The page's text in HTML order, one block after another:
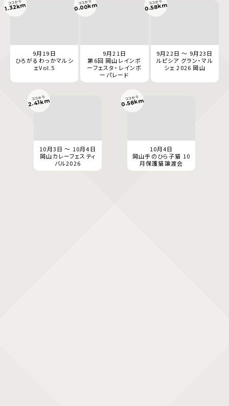
9月19日
ひろがるわっかマルシ
ェVol.5
ココから
1.32km
9月21日
第6回 岡山レインボ
ーフェスタ・レインボ
ーパレード
ココから
0.00km
9月22日 ～ 9月23日
ルピシア グラン・マル
シェ 2026 岡山
ココから
0.58km
10月3日 ～ 10月4日
岡山カレーフェスティ
バル2026
ココから
2.41km
10月4日
岡山手のひら子猫 10
月保護猫譲渡会
ココから
0.58km